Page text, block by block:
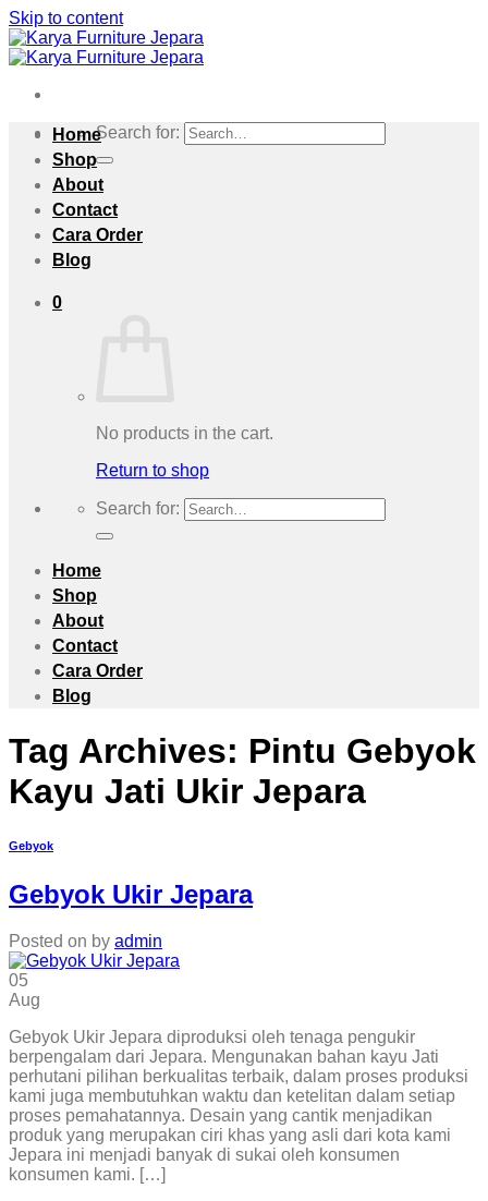
Skip to content
Search for:
Home
Shop
About
Contact
Cara Order
Blog
0
No products in the cart.
Return to shop
Search for:
Home
Shop
About
Contact
Cara Order
Blog
Tag Archives: Pintu Gebyok
Kayu Jati Ukir Jepara
Gebyok
Gebyok Ukir Jepara
Posted on by admin
05
Aug
Gebyok Ukir Jepara diproduksi oleh tenaga pengukir
berpengalam dari Jepara. Mengunakan bahan kayu Jati
perhutani pilihan berkualitas terbaik, dalam proses produksi
kami juga membutuhkan waktu dan ketelitan dalam setiap
proses pemahatannya. Desain yang cantik menjadikan
produk yang merupakan ciri khas yang asli dari kota kami
Jepara ini menjadi banyak di sukai oleh konsumen
konsumen kami. […]